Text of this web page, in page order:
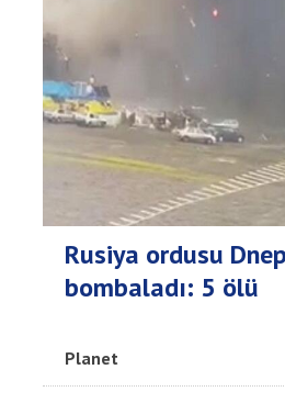
Rusiya ordusu
bombaladı: 5 ölü
Planet